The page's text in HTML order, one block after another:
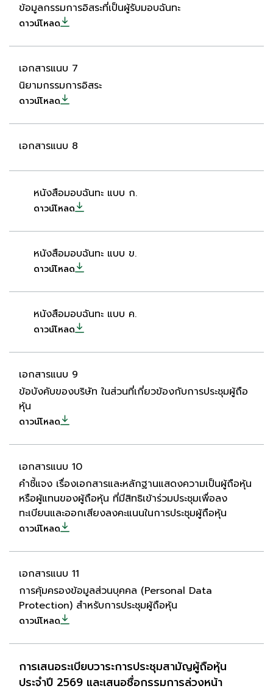
ข้อมูลกรรมการอิสระที่เป็นผู้รับมอบฉันทะ
ดาวน์โหลด
เอกสารแนบ 7
นิยามกรรมการอิสระ
ดาวน์โหลด
เอกสารแนบ 8
หนังสือมอบฉันทะ แบบ ก.
ดาวน์โหลด
หนังสือมอบฉันทะ แบบ ข.
ดาวน์โหลด
หนังสือมอบฉันทะ แบบ ค.
ดาวน์โหลด
เอกสารแนบ 9
ข้อบังคับของบริษัท ในส่วนที่เกี่ยวข้องกับการประชุมผู้ถือ
หุ้น
ดาวน์โหลด
เอกสารแนบ 10
คําชี้แจง เรื่องเอกสารและหลักฐานแสดงความเป็นผู้ถือหุ้น
หรือผู้แทนของผู้ถือหุ้น ที่มีสิทธิเข้าร่วมประชุมเพื่อลง
ทะเบียนและออกเสียงลงคะแนนในการประชุมผู้ถือหุ้น
ดาวน์โหลด
เอกสารแนบ 11
การคุ้มครองข้อมูลส่วนบุคคล (Personal Data
Protection) สำหรับการประชุมผู้ถือหุ้น
ดาวน์โหลด
การเสนอระเบียบวาระการประชุมสามัญผู้ถือหุ้น
ประจำปี 2569 และเสนอชื่อกรรมการล่วงหน้า